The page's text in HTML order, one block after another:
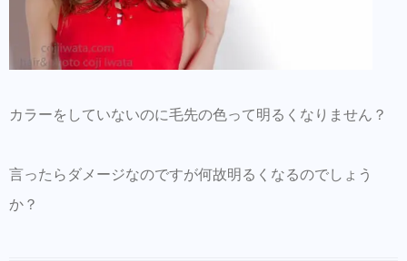
カラーをしていないのに毛先の色って明るくなりません？
言ったらダメージなのですが何故明るくなるのでしょう
か？